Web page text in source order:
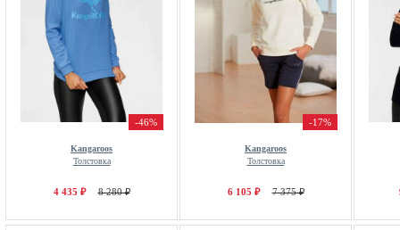
-46%
Kangaroos
Толстовка
4 435 ₽ 8 280 ₽
-17%
Kangaroos
Толстовка
6 105 ₽ 7 375 ₽